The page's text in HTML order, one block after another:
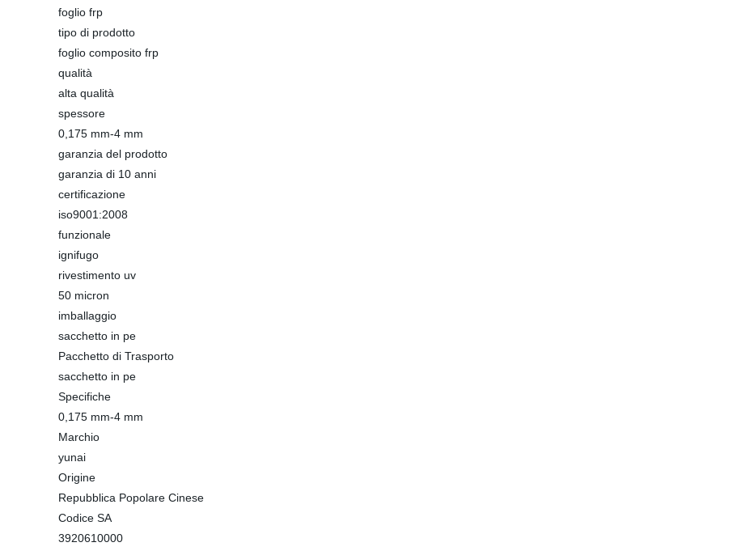
foglio frp
tipo di prodotto
foglio composito frp
qualità
alta qualità
spessore
0,175 mm-4 mm
garanzia del prodotto
garanzia di 10 anni
certificazione
iso9001:2008
funzionale
ignifugo
rivestimento uv
50 micron
imballaggio
sacchetto in pe
Pacchetto di Trasporto
sacchetto in pe
Specifiche
0,175 mm-4 mm
Marchio
yunai
Origine
Repubblica Popolare Cinese
Codice SA
3920610000